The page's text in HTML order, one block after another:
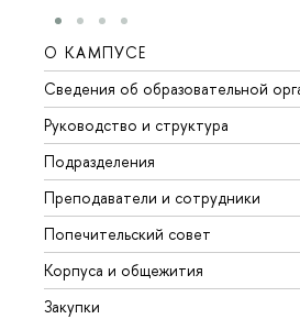
О КАМПУСЕ
Сведения об образовательной
Руководство и структура
Подразделения
Преподаватели и сотрудники
Попечительский совет
Корпуса и общежития
Закупки